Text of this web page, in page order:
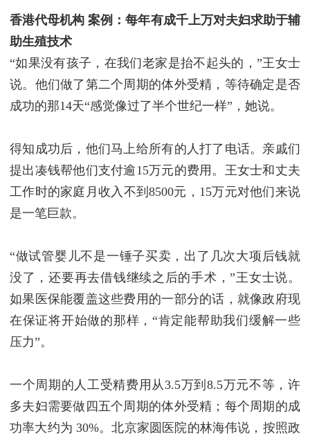
香港代母机构 案例：每年有成千上万对夫妇求助于辅
助生殖技术
“如果没有孩子，在我们老家是抬不起头的，”王女士
说。他们做了第二个周期的体外受精，等待确定是否
成功的那14天“感觉像过了半个世纪一样”，她说。
得知成功后，他们马上给所有的人打了电话。亲戚们
提出凑钱帮他们支付逾15万元的费用。王女士和丈夫
工作时的家庭月收入不到8500元，15万元对他们来说
是一笔巨款。
“做试管婴儿不是一锤子买卖，出了几次大项后钱就
没了，还要再去借钱继续之后的手术，”王女士说。
如果医保能覆盖这些费用的一部分的话，就像政府现
在保证将开始做的那样，“肯定能帮助我们缓解一些
压力”。
一个周期的人工受精费用从3.5万到8.5万元不等，许
多夫妇需要做四五个周期的体外受精；每个周期的成
功率大约为 30%。北京家圆医院的林海伟说，按照政